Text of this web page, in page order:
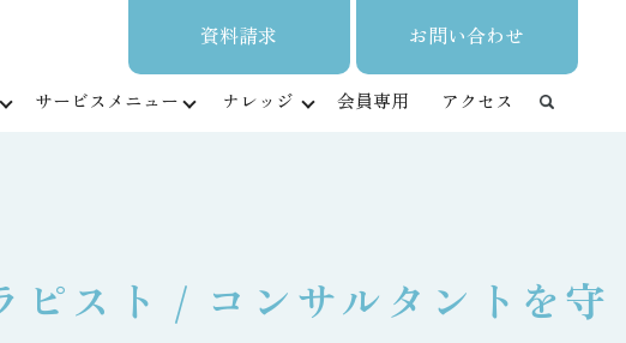
資料請求 お問い合わせ
サービスメニュー ナレッジ 会員専用 アクセス
ピスト / コンサルタントを守